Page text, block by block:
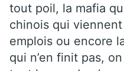
tout poil, la mafia
chinois qui
emplois ou encore
qui n’en finit pas,